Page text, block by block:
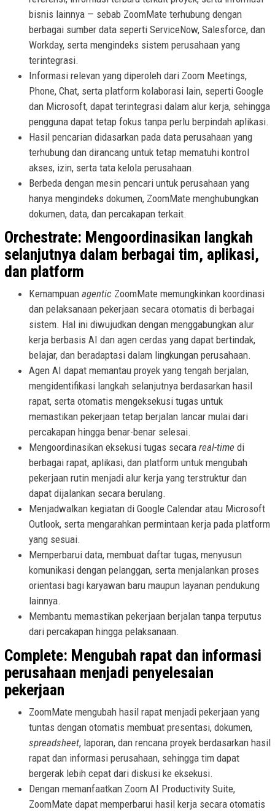
bisnis lainnya — sebab ZoomMate terhubung dengan
berbagai sumber data seperti ServiceNow, Salesforce, dan
Workday, serta mengindeks sistem perusahaan yang
terintegrasi.
Informasi relevan yang diperoleh dari Zoom Meetings,
Phone, Chat, serta platform kolaborasi lain, seperti Google
dan Microsoft, dapat terintegrasi dalam alur kerja, sehingga
pengguna dapat tetap fokus tanpa perlu berpindah aplikasi.
Hasil pencarian didasarkan pada data perusahaan yang
terhubung dan dirancang untuk tetap mematuhi kontrol
akses, izin, serta tata kelola perusahaan.
Berbeda dengan mesin pencari untuk perusahaan yang
hanya mengindeks dokumen, ZoomMate menghubungkan
dokumen, data, dan percakapan terkait.
Orchestrate: Mengoordinasikan langkah
selanjutnya dalam berbagai tim, aplikasi,
dan platform
Kemampuan agentic ZoomMate memungkinkan koordinasi
dan pelaksanaan pekerjaan secara otomatis di berbagai
sistem. Hal ini diwujudkan dengan menggabungkan alur
kerja berbasis AI dan agen cerdas yang dapat bertindak,
belajar, dan beradaptasi dalam lingkungan perusahaan.
Agen AI dapat memantau proyek yang tengah berjalan,
mengidentifikasi langkah selanjutnya berdasarkan hasil
rapat, serta otomatis mengeksekusi tugas untuk
memastikan pekerjaan tetap berjalan lancar mulai dari
percakapan hingga benar-benar selesai.
Mengoordinasikan eksekusi tugas secara real-time di
berbagai rapat, aplikasi, dan platform untuk mengubah
pekerjaan rutin menjadi alur kerja yang terstruktur dan
dapat dijalankan secara berulang.
Menjadwalkan kegiatan di Google Calendar atau Microsoft
Outlook, serta mengarahkan permintaan kerja pada platform
yang sesuai.
Memperbarui data, membuat daftar tugas, menyusun
komunikasi dengan pelanggan, serta menjalankan proses
orientasi bagi karyawan baru maupun layanan pendukung
lainnya.
Membantu memastikan pekerjaan berjalan tanpa terputus
dari percakapan hingga pelaksanaan.
Complete: Mengubah rapat dan informasi
perusahaan menjadi penyelesaian
pekerjaan
ZoomMate mengubah hasil rapat menjadi pekerjaan yang
tuntas dengan otomatis membuat presentasi, dokumen,
spreadsheet, laporan, dan rencana proyek berdasarkan hasil
rapat dan informasi perusahaan, sehingga tim dapat
bergerak lebih cepat dari diskusi ke eksekusi.
Dengan memanfaatkan Zoom AI Productivity Suite,
ZoomMate dapat memperbarui hasil kerja secara otomatis